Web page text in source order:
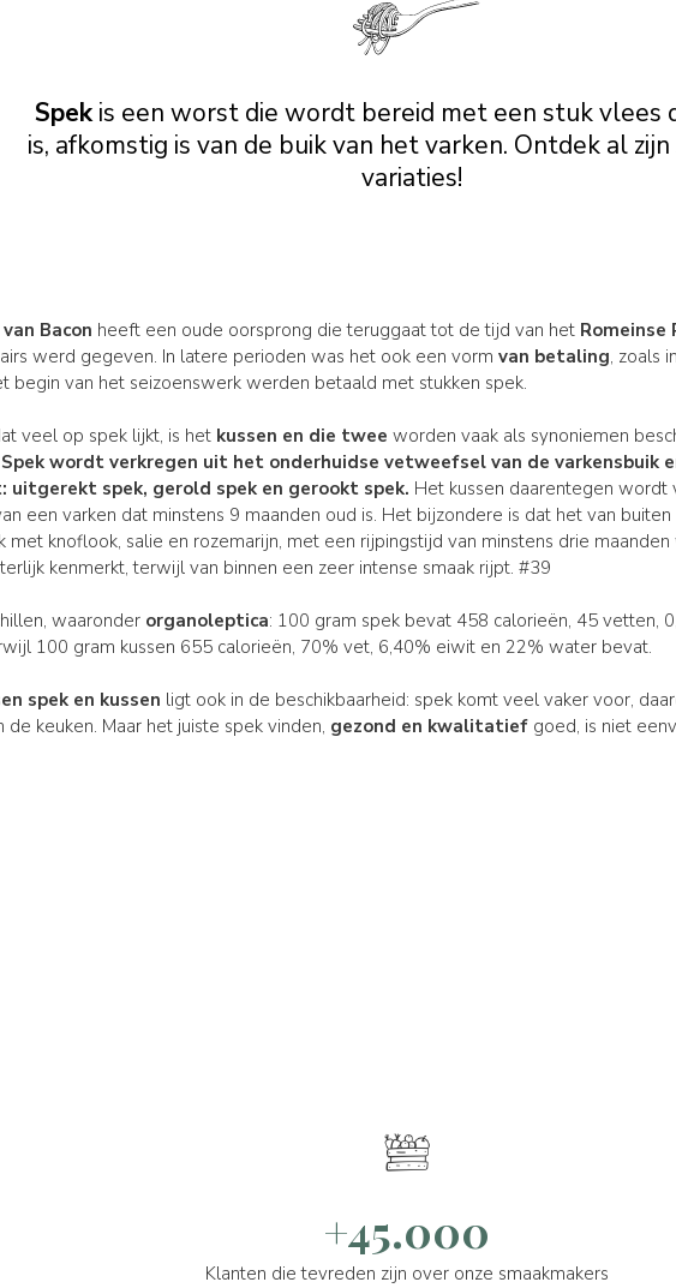
Spekis een worst die wordt bereid met een stuk vlees
is, afkomstig is van de buik van het varken. Ontdek al
variaties!
Bacon heeft een oude oorsprong die teruggaat tot de tijd van het Romeinse
werd gegeven. In latere perioden was het ook een vormvan betaling, zoals
begin van het seizoenswerk werden betaald met stukken spek.
veel op spek lijkt, is het kussen en die twee worden vaak als synoniemen
Spek wordt verkregen uit het onderhuidse vetweefsel van devarkensbuik
uitgerekt spek, gerold spek en gerookt spek. Het kussen daarentegen
een varken dat minstens 9 maanden oud is. Het bijzondere is dat het van
met knoflook, salie en rozemarijn, met een rijpingstijd van minstens drie
kenmerkt, terwijl van binnen een zeer intense smaak rijpt. #39
waaronder organoleptica: 100 gram spek bevat 458 calorieën, 45 vetten,
100 gram kussen 655 calorieën, 70% vet, 6,40% eiwit en 22% water bevat.
spek en kussen ligt ook in de beschikbaarheid: spek komt veel vaker voor,
keuken. Maar het juiste spek vinden, gezond en kwalitatief goed, is niet
+45.000
Klanten die tevreden zijn over onze smaakmakers